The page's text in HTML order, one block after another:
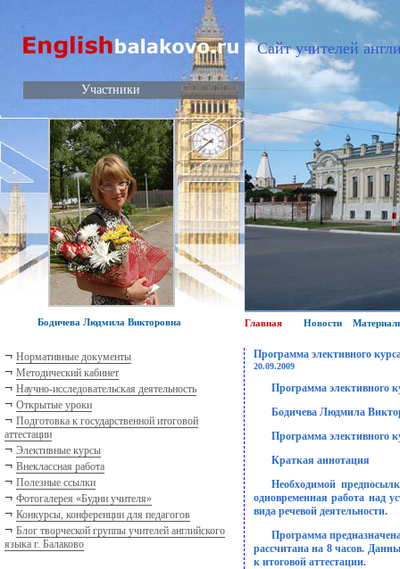
Участники
Сайт учителей
Бодичева Людмила Викторовна Главная Новости
¬ Нормативные документы
¬ Методический кабинет
¬ Научно-исследовательская деятельность
¬ Открытые уроки
¬ Подготовка к государственной итоговой
аттестации
¬ Элективные курсы
¬ Внеклассная работа
¬ Полезные ссылки
¬ Фотогалерея «Будни учителя»
¬ Конкурсы, конференции для педагогов
¬ Блог творческой группы учителей английского
языка г. Балаково
Программа элективного
20.09.2009
Программа элективного
Бодичева Людмила
Программа элективного
Краткая аннотация
Необходимой
одновременная работа над
вида речевой деятельности.
Программа
рассчитана на 8 часов.
к итоговой аттестации.